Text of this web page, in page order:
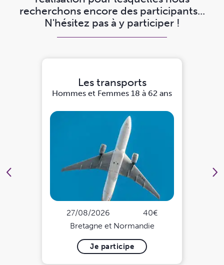
recherchons encore des participants...
N'hésitez pas à y participer !
Les transports
Hommes et Femmes 18 à 62 ans
27/08/2026
40€
Bretagne et Normandie
Je participe